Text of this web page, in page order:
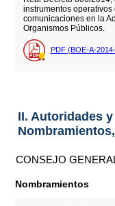
instrumentos
comunicaciones en la
Organismos Públicos.
PDF (BOE-A-
II. Autoridades
CONSEJO
Nombramientos